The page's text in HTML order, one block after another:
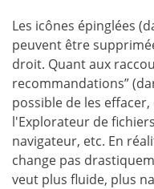
Les icônes épinglées
peuvent être
droit. Quant aux
recommandations”
possible de les
l'Explorateur de
navigateur, etc. En
change pas
veut plus fluide, plus